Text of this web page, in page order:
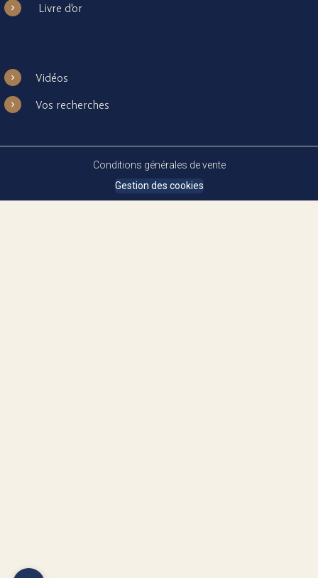
Livre d'or
Vidéos
Vos recherches
Conditions générales de vente
Gestion des cookies